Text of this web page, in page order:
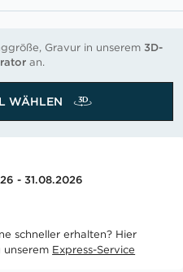
Gravur in unserem 3D-
an.
WÄHLEN
- 31.08.2026
schneller erhalten? Hier
unserem Express-Service